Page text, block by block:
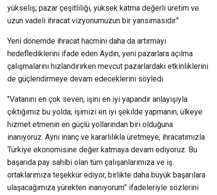
yükseliş; pazar çeşitliliği, yüksek katma değerli üretim ve
uzun vadeli ihracat vizyonumuzun bir yansımasıdır."
Yeni dönemde ihracat hacmini daha da artırmayı
hedeflediklerini ifade eden Aydın, yeni pazarlara açılma
çalışmalarını hızlandırırken mevcut pazarlardaki etkinliklerini
de güçlendirmeye devam edeceklerini söyledi.
"Vatanını en çok seven, işini en iyi yapandır anlayışıyla
çıktığımız bu yolda; işimizi en iyi şekilde yapmanın, ülkeye
hizmet etmenin en güçlü yollarından biri olduğuna
inanıyoruz. Aynı inanç ve kararlılıkla üretmeye, ihracatımızla
Türkiye ekonomisine değer katmaya devam ediyoruz. Bu
başarıda pay sahibi olan tüm çalışanlarımıza ve iş
ortaklarımıza teşekkür ediyor, birlikte daha büyük başarılara
ulaşacağımıza yürekten inanıyorum” ifadeleriyle sözlerini